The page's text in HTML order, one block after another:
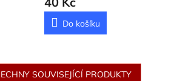
Do košíku
SOUVISEJÍCÍ PRODUKTY